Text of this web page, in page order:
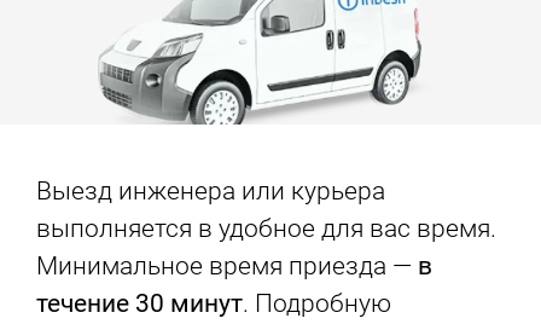
Выезд инженера или курьера
выполняется в удобное для вас время.
Минимальное время приезда — в
течение 30 минут. Подробную